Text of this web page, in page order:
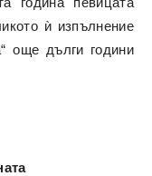
ѝ изпълнение
още дълги години